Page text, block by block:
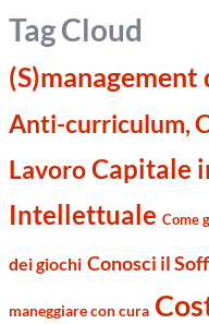
Tag Cloud
(S)management
Anti-curriculum,
LavoroCapitale
Intellettuale Come
dei giochi Conosci il
maneggiare con cura